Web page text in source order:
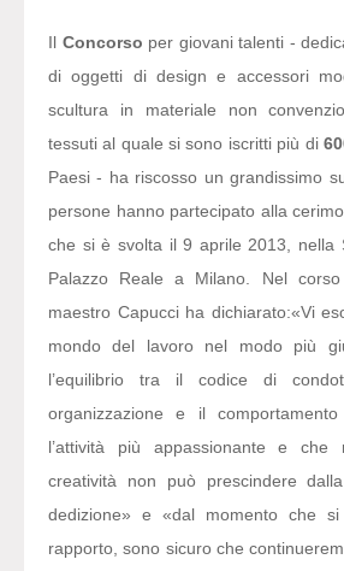
Il Concorso per giovani talenti -
di oggetti di design e accessori
scultura in materiale non
tessuti al quale si sono iscritti più di
Paesi - ha riscosso un grandissimo
persone hanno partecipato alla
che si è svolta il 9 aprile 2013, nella
Palazzo Reale a Milano. Nel
maestro Capucci ha dichiarato:«Vi
mondo del lavoro nel modo più
l’equilibrio tra il codice di
organizzazione e il
l’attività più appassionante e
creatività non può prescindere
dedizione» e «dal momento che
rapporto, sono sicuro che